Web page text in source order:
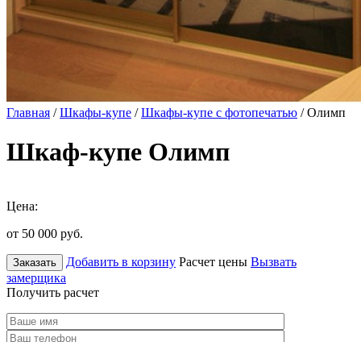
Главная /Шкафы-купе /Шкафы-купе с фотопечатью / Олимп
Шкаф-купе Олимп
Цена:
от 50 000 руб.
Заказать Добавить в корзину Расчет цены Вызвать
замерщика
Получить расчет